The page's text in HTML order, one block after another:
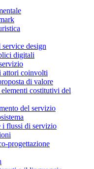
design
digitali
attori coinvolti
di valore
costitutivi del
del servizio
i flussi di servizio
progettazione